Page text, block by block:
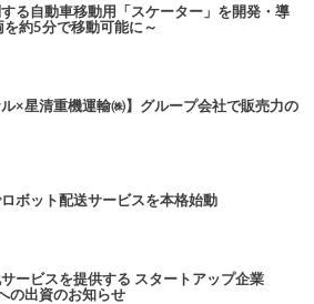
る自動車移動用「スケーター」を開発・導
約5分で移動可能に～
ル×星清重機運輸㈱】グループ会社で販売力の
ボット配送サービスを本格始動
ービスを提供する スタートアップ企業
の出資のお知らせ